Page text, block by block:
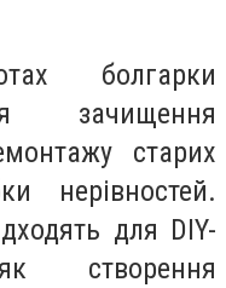
болгарки
зачищення
старих
нерівностей.
для DIY-
створення